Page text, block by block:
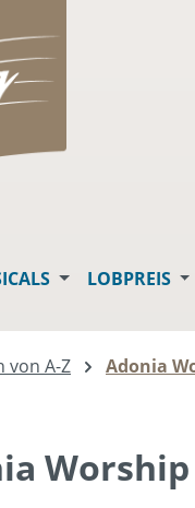
LOBPREIS
von A-Z Adonia
Worship